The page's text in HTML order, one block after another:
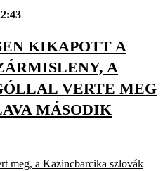
KIKAPOTT A
A
VERTE MEG
MÁSODIK
meg, a Kazincbarcika szlovák